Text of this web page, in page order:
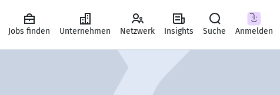
Jobs finden Unternehmen Netzwerk Insights Suche Anmelden